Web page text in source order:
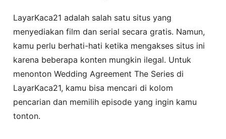
LayarKaca21 adalah salah satu situs yang
menyediakan film dan serial secara gratis. Namun,
kamu perlu berhati-hati ketika mengakses situs ini
karena beberapa konten mungkin ilegal. Untuk
menonton Wedding Agreement The Series di
LayarKaca21, kamu bisa mencari di kolom
pencarian dan memilih episode yang ingin kamu
tonton.